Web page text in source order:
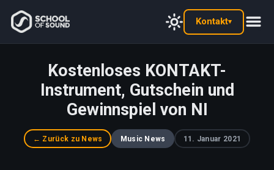
Kontakt▾
Kostenloses KONTAKT-
Instrument, Gutschein und
Gewinnspiel von NI
← Zurück zu News Music News 11. Januar 2021